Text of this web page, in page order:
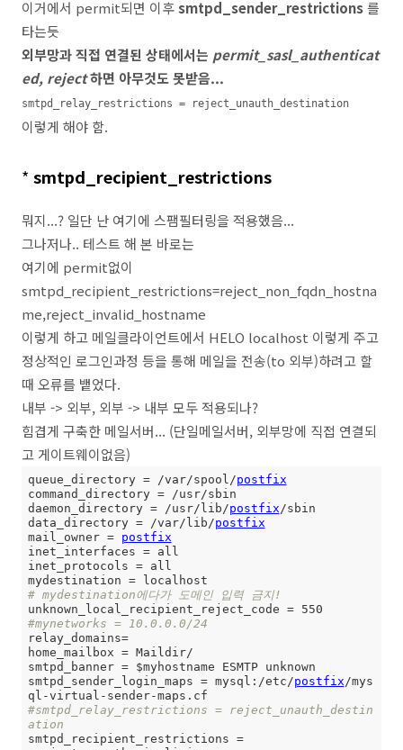
이거에서 permit되면 이후smtpd_sender_restrictions를
타는듯
외부망과 직접 연결된 상태에서는 permit_sasl_authenticat
ed, reject하면 아무것도 못받음...
smtpd_relay_restrictions = reject_unauth_destination
이렇게 해야 함.
* smtpd_recipient_restrictions
뭐지...? 일단 난 여기에 스팸필터링을 적용했음...
그나저나.. 테스트 해 본 바로는
여기에 permit없이
smtpd_recipient_restrictions=reject_non_fqdn_hostna
me,reject_invalid_hostname
이렇게 하고 메일클라이언트에서 HELO localhost 이렇게 주고
정상적인 로그인과정 등을 통해 메일을 전송(to 외부)하려고 할
때 오류를 뱉었다.
내부 -> 외부, 외부 -> 내부 모두 적용되나?
힘겹게 구축한 메일서버... (단일메일서버, 외부망에 직접 연결되
고 게이트웨이없음)
queue_directory = /var/spool/postfix
command_directory = /usr/sbin
daemon_directory = /usr/lib/postfix /sbin
data_directory = /var/lib/postfix
mail_owner = postfix
inet_interfaces = all
inet_protocols = all
# mydestination에다가 도메인 입력 금지!
#mynetworks = 10.0.0.0/24
relay_domains=
home_mailbox = Maildir/
smtpd_banner = $myhostname ESMTP unknown
smtpd_sender_login_maps = mysql:/etc/postfix /mys
#smtpd_relay_restrictions = reject_unauth_destin
ation
smtpd_recipient_restrictions =